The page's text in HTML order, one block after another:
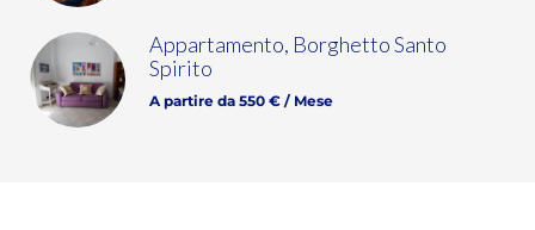
Appartamento, Borghetto Santo
Spirito
A partire da 550 € / Mese